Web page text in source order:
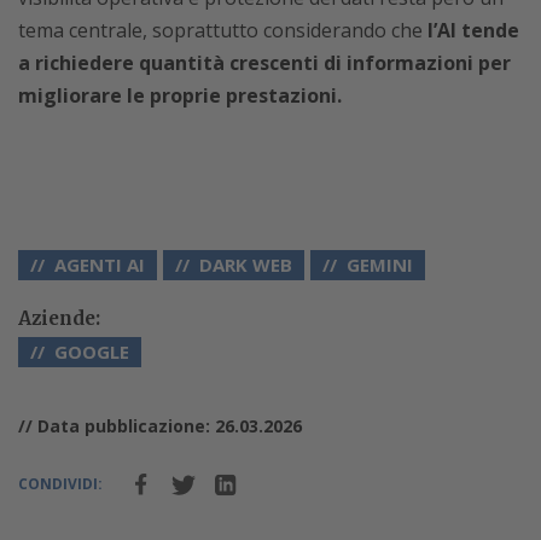
tema centrale, soprattutto considerando che l’AI tende
a richiedere quantità crescenti di informazioni per
migliorare le proprie prestazioni.
AGENTI AI DARK WEB GEMINI
Aziende:
GOOGLE
// Data pubblicazione: 26.03.2026
CONDIVIDI: